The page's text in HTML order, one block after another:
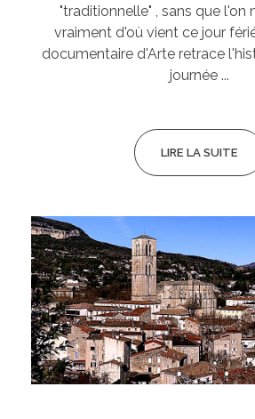
"traditionnelle" , sans que l'on
vraiment d'où vient ce jour
documentaire d'Arte retrace
journée ...
LIRE LA SUITE